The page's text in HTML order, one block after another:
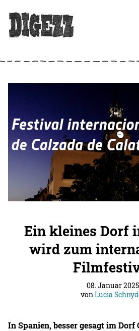
Ein kleines Dorf
wird zum
08. Januar 2025
vonLucia
In Spanien, besser gesagt im Dorf